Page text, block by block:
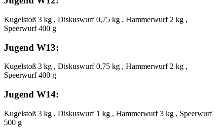
Kugelstoß 3 kg , Diskuswurf 0,75 kg , Hammerwurf 2 kg ,
Speerwurf 400 g
Jugend W13:
Kugelstoß 3 kg , Diskuswurf 0,75 kg , Hammerwurf 2 kg ,
Speerwurf 400 g
Jugend W14:
Kugelstoß 3 kg , Diskuswurf 1 kg , Hammerwurf 3 kg , Speerwurf
500 g